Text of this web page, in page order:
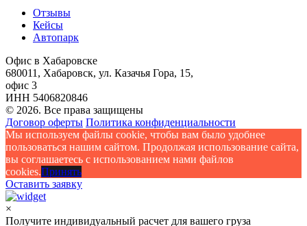
Отзывы
Кейсы
Автопарк
Офис в Хабаровске
680011, Хабаровск, ул. Казачья Гора, 15,
офис 3
ИНН 5406820846
© 2026. Все права защищены
Договор оферты Политика конфиденциальности
Мы используем файлы cookie, чтобы вам было удобнее
пользоваться нашим сайтом. Продолжая использование сайта,
вы соглашаетесь c использованием нами файлов
cookies.Принять
Оставить заявку
×
Получите индивидуальный расчет для вашего груза